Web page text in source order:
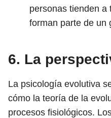
personas tienden a
forman parte de un
6. La
La psicología evolutiva
cómo la teoría de la
procesos fisiológicos.